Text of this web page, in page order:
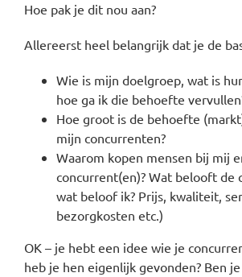
Hoe pak je dit nou aan?
Allereerst heel belangrijk dat je de
Wie is mijn doelgroep, wat is
hoe ga ik die behoefte
Hoe groot is de behoefte
mijn concurrenten?
Waarom kopen mensen bij mij
concurrent(en)? Wat belooft de
wat beloof ik? Prijs, kwaliteit,
bezorgkosten etc.)
OK – je hebt een idee wie je
heb je hen eigenlijk gevonden? Ben